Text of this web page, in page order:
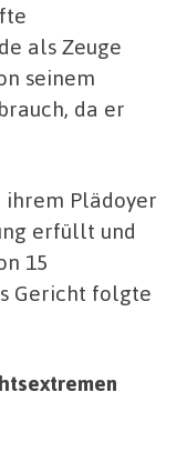
als Zeuge
seinem
da er
ihrem Plädoyer
erfüllt und
15
Gericht folgte